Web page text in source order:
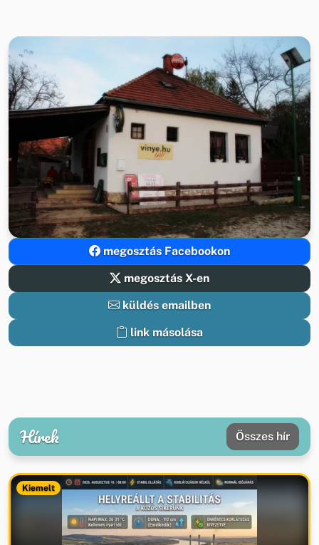
megosztás Facebookon
megosztás X-en
küldés emailben
link másolása
Hírek Összes hír
Kiemelt